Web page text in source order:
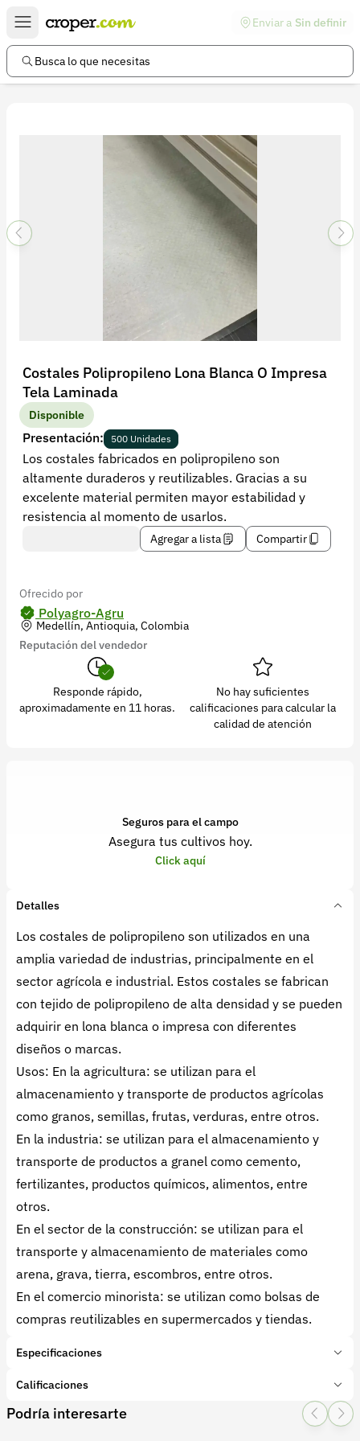
Enviar a Sin definir
Busca lo que necesitas
Costales Polipropileno Lona Blanca O Impresa
Tela Laminada
Disponible
Presentación: 500 Unidades
Los costales fabricados en polipropileno son
altamente duraderos y reutilizables. Gracias a su
excelente material permiten mayor estabilidad y
resistencia al momento de usarlos.
Agregar a lista Compartir
Ofrecido por
Polyagro-Agru
Medellín, Antioquia, Colombia
Reputación del vendedor
Responde rápido,
aproximadamente en 11 horas.
No hay suficientes
calificaciones para calcular la
calidad de atención
Seguros para el campo
Asegura tus cultivos hoy.
Click aquí
Detalles
Los costales de polipropileno son utilizados en una
amplia variedad de industrias, principalmente en el
sector agrícola e industrial. Estos costales se fabrican
con tejido de polipropileno de alta densidad y se pueden
adquirir en lona blanca o impresa con diferentes
diseños o marcas.
Usos: En la agricultura: se utilizan para el
almacenamiento y transporte de productos agrícolas
como granos, semillas, frutas, verduras, entre otros.
En la industria: se utilizan para el almacenamiento y
transporte de productos a granel como cemento,
fertilizantes, productos químicos, alimentos, entre
otros.
En el sector de la construcción: se utilizan para el
transporte y almacenamiento de materiales como
arena, grava, tierra, escombros, entre otros.
En el comercio minorista: se utilizan como bolsas de
compras reutilizables en supermercados y tiendas.
Especificaciones
Marca:
Genérica
Tipo de producto:Insumo
Calificaciones
1 Star
2 Star
3 Star4 Star
Podría interesarte
Enlaces de interés
Preguntas frecuentes
Política de privacidad
Recuperar contraseña
Contacto
Soporte
+57 323 2931928
contacto@croper.com
© 2026 Croper.com Todos los derechos reservados